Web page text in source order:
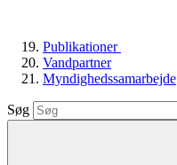
Publikationer
Vandpartner
Myndighedssamarbejde
Søg